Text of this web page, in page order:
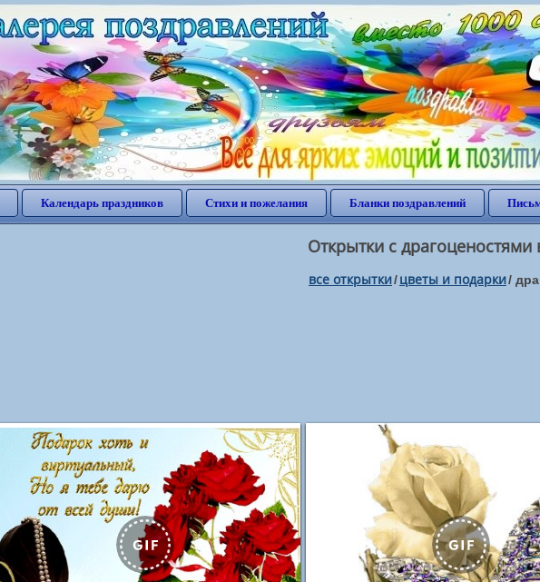
Календарь праздников Стихи и пожелания Бланки поздравлений
Открытки с драгоценостями
все открытки/цветы и подарки/